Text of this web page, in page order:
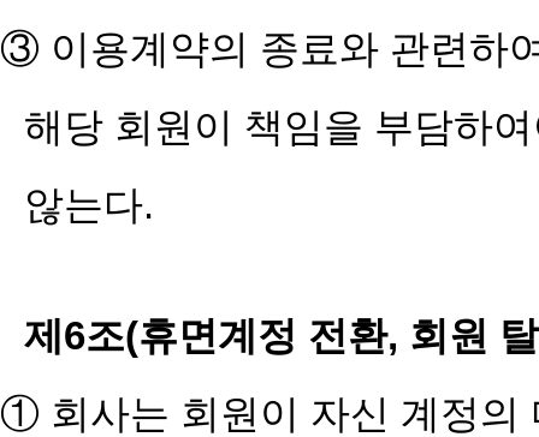
③ 이용계약의 종료와 관련하
해당 회원이 책임을 부담하
않는다.
제6조(휴면계정 전환, 회원
① 회사는 회원이 자신 계정의